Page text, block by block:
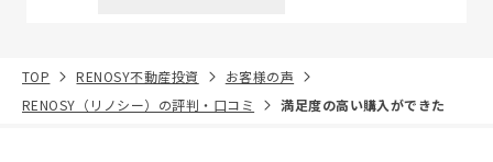
TOP RENOSY不動産投資
お客様の声
RENOSY（リノシー）の評判・口コミ
満足度の高い購入ができた